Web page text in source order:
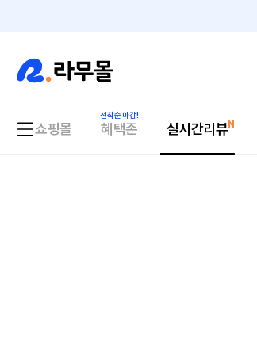
쇼핑몰 혜택존 실시간리뷰